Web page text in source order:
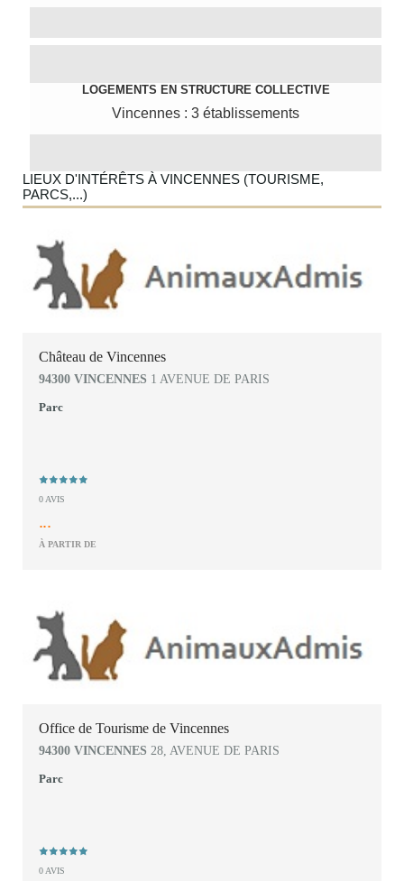
LOGEMENTS EN STRUCTURE COLLECTIVE
Vincennes : 3 établissements
LIEUX D'INTÉRÊTS À VINCENNES (TOURISME,
PARCS,...)
Château de Vincennes
94300 VINCENNES 1 AVENUE DE PARIS
Parc
0 AVIS
...
À PARTIR DE
Office de Tourisme de Vincennes
94300 VINCENNES 28, AVENUE DE PARIS
Parc
0 AVIS